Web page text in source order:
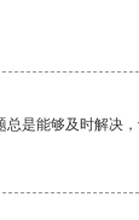
是能够及时解决，